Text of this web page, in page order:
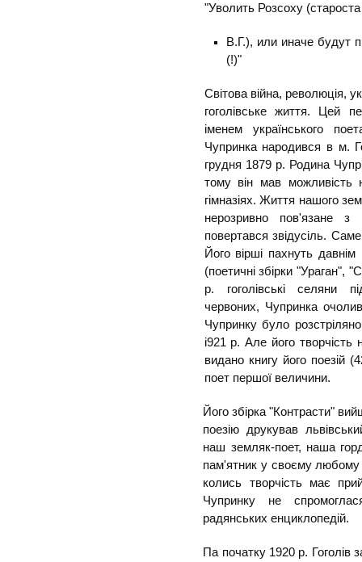
"Уволить Розсоху
В.Г.), или иначе будут
(!)"
Світова війна, революція,
гоголівське життя. Цей
іменем українського
Чупринка народився в м.
грудня 1879 р. Родина
тому він мав можливість
гімназіях. Життя нашого
нерозривно пов'язане
повертався звідусіль.
Його вірші пахнуть
(поетичні збірки "Ураган",
р. гоголівські селяни
червоних, Чупринка
Чупринку було
і921 р. Але його
видано книгу його поезій
поет першої величини.
Його збірка "Контрасти"
поезію друкував
наш земляк-поет, наша
пам'ятник у своєму любому
колись творчість має
Чупринку не
радянських енциклопедій.
Па початку 1920 р.